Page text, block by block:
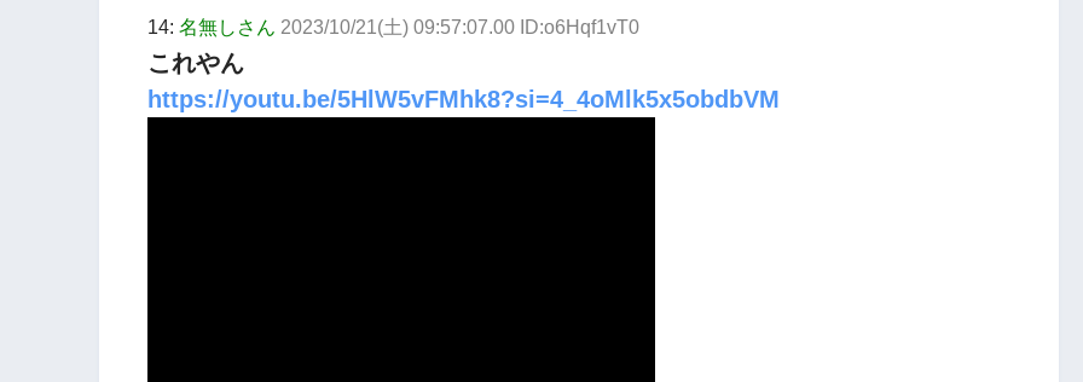
14: 名無しさん 2023/10/21(土) 09:57:07.00 ID:o6Hqf1vT0
これやん
https://youtu.be/5HlW5vFMhk8?si=4_4oMlk5x5obdbVM